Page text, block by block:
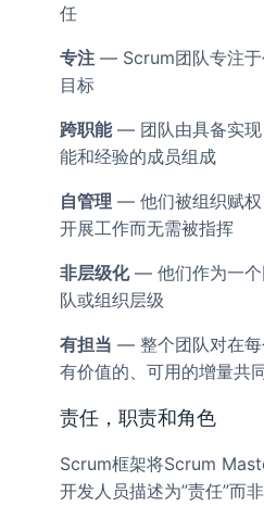
任
专注 — Scrum团队专注于
目标
跨职能— 团队由具备实现
能和经验的成员组成
自管理 — 他们被组织赋
开展工作而无需被指挥
非层级化— 他们作为一个
队或组织层级
有担当 — 整个团队对在
有价值的、可用的增量共
责任，职责和角色
Scrum框架将Scrum
开发人员描述为”责任”而